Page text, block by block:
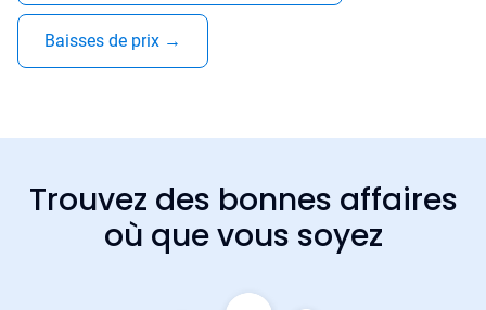
Baisses de prix →
Trouvez des bonnes affaires
où que vous soyez